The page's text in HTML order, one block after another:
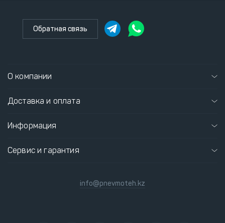
Обратная связь
О компании
Доставка и оплата
Информация
Сервис и гарантия
info@pnevmoteh.kz